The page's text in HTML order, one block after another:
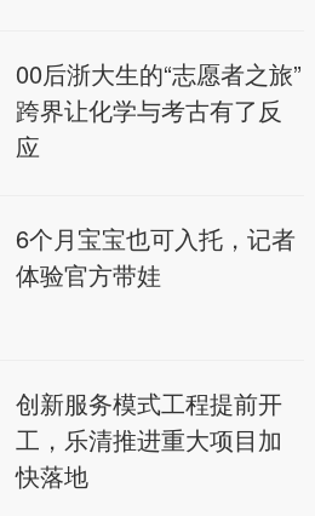
00后浙大生的“志愿者之旅”
跨界让化学与考古有了反
应
6个月宝宝也可入托，记者
体验官方带娃
创新服务模式工程提前开
工，乐清推进重大项目加
快落地